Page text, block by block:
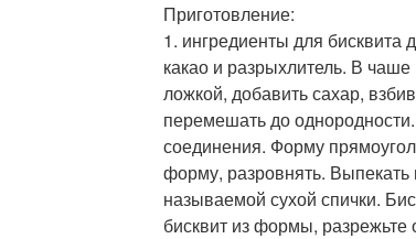
Приготовление:
1. ингредиенты для
какао и разрыхлитель. В
ложкой, добавить сахар,
перемешать до
соединения. Форму
форму, разровнять.
называемой сухой спички.
бисквит из формы,